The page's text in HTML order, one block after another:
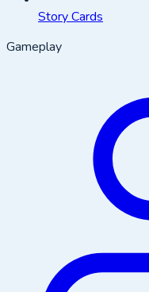
Story Cards
Gameplay